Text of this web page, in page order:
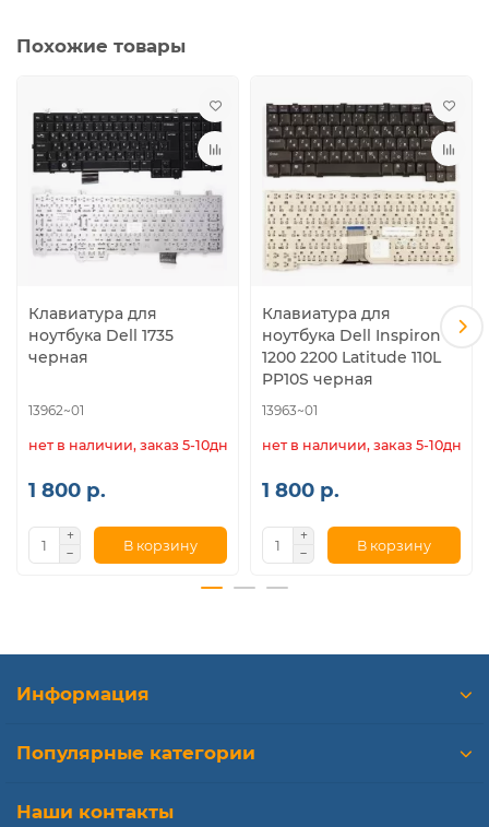
Похожие товары
Клавиатура для
ноутбука Dell 1735
черная
13962~01
нет в наличии, заказ 5-10дн.
1 800 р.
В корзину
Клавиатура для
ноутбука Dell Inspiron
1200 2200 Latitude 110L
PP10S черная
13963~01
нет в наличии, заказ 5-10дн.
1 800 р.
В корзину
Информация
Популярные категории
Наши контакты